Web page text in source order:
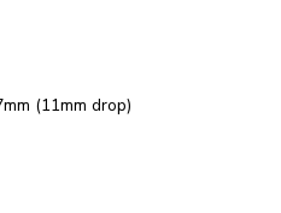
(11mm drop)